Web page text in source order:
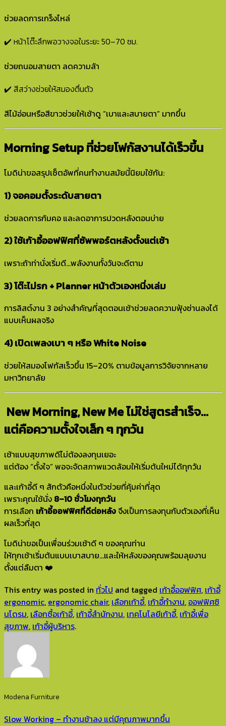
ช่วยลดการเกร็งไหล่
✔️ หน้าโต๊ะลึกพอวางจอในระยะ 50–70 ซม.
ช่วยถนอมสายตา ลดความล้า
✔️ สีสว่างช่วยให้สมองตื่นตัว
สีไม้อ่อนหรือสีขาวช่วยให้เช้าดู “เบาและสบายตา” มากขึ้น
Morning Setup ที่ช่วยโฟกัสงานได้เร็วขึ้น
โมดิน่าขอสรุปเซ็ตอัพที่คนทำงานสมัยนี้นิยมใช้กัน:
1) จอคอมตั้งระดับสายตา
ช่วยลดการก้มคอ และลดอาการปวดหลังตอนบ่าย
2) ใช้เก้าอี้ออฟฟิศที่ซัพพอร์ตหลังตั้งแต่เช้า
เพราะถ้าท่านั่งเริ่มดี…พลังงานทั้งวันจะดีตาม
3) โต๊ะไม่รก + Planner หน้าตัวเองหนึ่งเล่ม
การลิสต์งาน 3 อย่างสำคัญที่สุดตอนเช้าช่วยลดความฟุ้งซ่านลงได้
แบบเห็นผลจริง
4) เปิดเพลงเบา ๆ หรือ White Noise
ช่วยให้สมองโฟกัสเร็วขึ้น 15–20% ตามข้อมูลการวิจัยจากหลาย
มหาวิทยาลัย
️ New Morning, New Me ไม่ใช่สูตรสำเร็จ…
แต่คือความตั้งใจเล็ก ๆ ทุกวัน
เช้าแบบสุขภาพดีไม่ต้องลงทุนเยอะ
แต่ต้อง “ตั้งใจ” พอจะจัดสภาพแวดล้อมให้เริ่มต้นใหม่ได้ทุกวัน
และเก้าอี้ดี ๆ สักตัวคือหนึ่งในตัวช่วยที่คุ้มค่าที่สุด
เพราะคุณใช้นั่ง 8–10 ชั่วโมงทุกวัน
การเลือก เก้าอี้ออฟฟิศที่ดีต่อหลังจึงเป็นการลงทุนกับตัวเองที่เห็น
ผลเร็วที่สุด
โมดิน่าขอเป็นเพื่อนร่วมเช้าดี ๆ ของคุณท่าน
ให้ทุกเช้าเริ่มต้นแบบเบาสบาย…และให้หลังของคุณพร้อมลุยงาน
ตั้งแต่ลืมตา ❤️
This entry was posted in ทั่วไป and tagged เก้าอี้ออฟฟิศ, เก้าอี้
ergonomic, ergonomic chair, เลือกเก้าอี้, เก้าอี้ทำงาน, ออฟฟิศซิ
นโดรม, เลือกซื้อเก้าอี้, เก้าอี้สำนักงาน, เทคโนโลยีเก้าอี้, เก้าอี้เพื่อ
สุขภาพ, เก้าอี้ผู้บริหาร.
Modena Furniture
Slow Working – ทำงานช้าลง แต่มีคุณภาพมากขึ้น